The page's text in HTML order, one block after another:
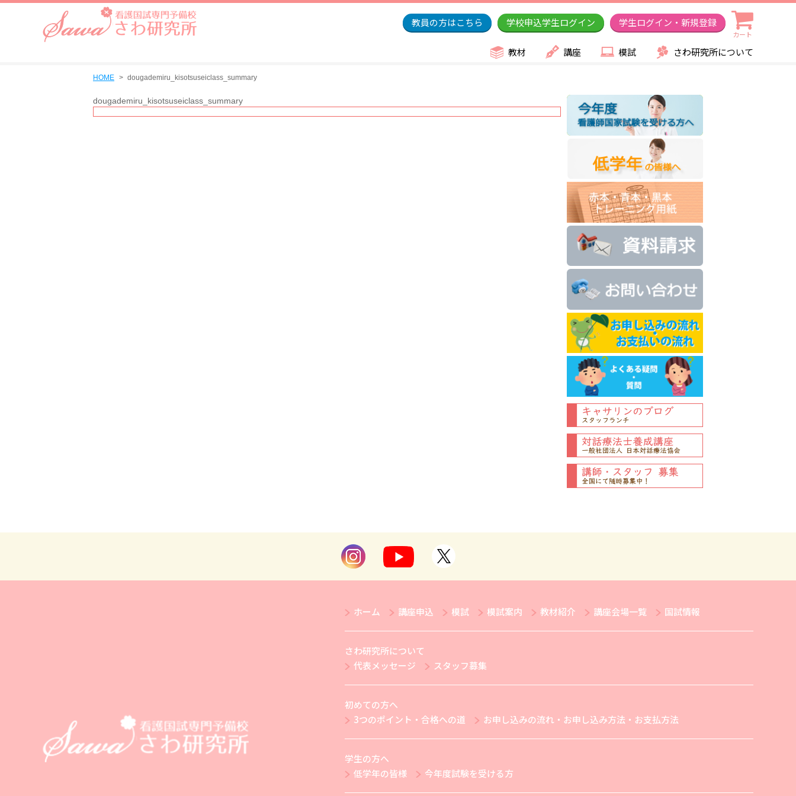
教員の方はこちら 学校申込学生ログイン 学生ログイン・新規登録
カート
教材 講座 模試 さわ研究所について
HOME dougademiru_kisotsuseiclass_summary
dougademiru_kisotsuseiclass_summary
ホーム 講座申込 模試 模試案内 教材紹介 講座会場一覧 国試情報
さわ研究所について
代表メッセージ
スタッフ募集
初めての方へ
3つのポイント・合格への道
お申し込みの流れ・お申し込み方法・お支払方法
学生の方へ
低学年の皆様
今年度試験を受ける方